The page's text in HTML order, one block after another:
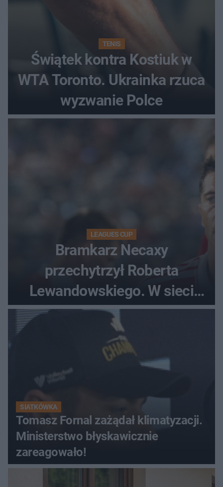
TENIS
Świątek kontra Kostiuk w
WTA Toronto. Ukrainka rzuca
wyzwanie Polce
LEAGUES CUP
Bramkarz Necaxy
przechytrzył Roberta
Lewandowskiego. W sieci
krąży wideo z tego pojedynku
SIATKÓWKA
Tomasz Fornal zażądał klimatyzacji.
Ministerstwo błyskawicznie
zareagowało!